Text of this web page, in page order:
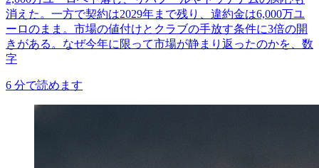
消えた。一方で契約は2029年まで残り、違約金は6,000万ユ
ーロのまま。市場の値付けとクラブの手放す条件に3倍の開
きがある。なぜ今年に限って市場が静まり返ったのかを、数
字
6 分で読めます